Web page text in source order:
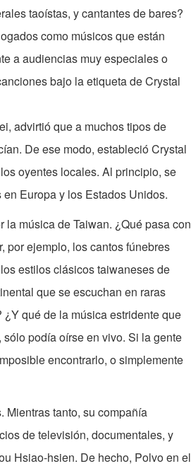
taoístas, y cantantes de bares?
como músicos que están
a audiencias muy especiales o
bajo la etiqueta de Crystal
advirtió que a muchos tipos de
De ese modo, estableció Crystal
oyentes locales. Al principio, se
Europa y los Estados Unidos.
música de Taiwan. ¿Qué pasa con
por ejemplo, los cantos fúnebres
estilos clásicos taiwaneses de
que se escuchan en raras
qué de la música estridente que
podía oírse en vivo. Si la gente
encontrarlo, o simplemente
Mientras tanto, su compañía
de televisión, documentales, y
Hsiao-hsien. De hecho, Polvo en el